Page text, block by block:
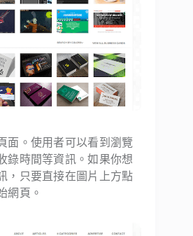
面。使用者可以看到瀏覽
錄時間等資訊。如果你想
，只要直接在圖片上方點
網頁。